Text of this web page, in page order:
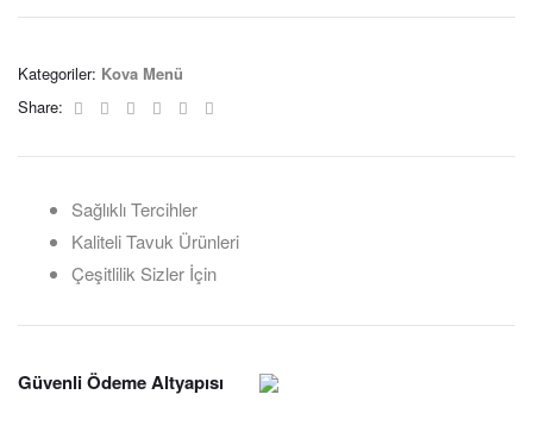
Kategoriler: Kova Menü
Share:
Facebook
TwitterLinkedinGoogle+Pinterest
Sağlıklı Tercihler
Kaliteli Tavuk Ürünleri
Çeşitlilik Sizler İçin
Güvenli Ödeme Altyapısı